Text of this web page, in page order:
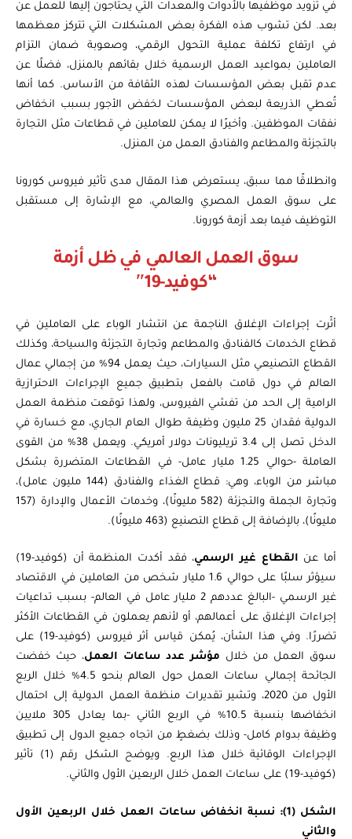
في تزويد موظفيها بالأدوات والمعدات التي يحتاجون إليها للعمل عن
بعد. لكن تشوب هذه الفكرة بعض المشكلات التي تتركز معظمها
في ارتفاع تكلفة عملية التحول الرقمي، وصعوبة ضمان التزام
العاملين بمواعيد العمل الرسمية خلال بقائهم بالمنزل، فضلًا عن
عدم تقبل بعض المؤسسات لهذه الثقافة من الأساس. كما أنها
تُعطي الذريعة لبعض المؤسسات لخفض الأجور بسبب انخفاض
نفقات الموظفين. وأخيرًا لا يمكن للعاملين في قطاعات مثل التجارة
بالتجزئة والمطاعم والفنادق العمل من المنزل.
وانطلاقًا مما سبق، يستعرض هذا المقال مدى تأثير فيروس كورونا
على سوق العمل المصري والعالمي، مع الإشارة إلى مستقبل
التوظيف فيما بعد أزمة كورونا.
سوق العمل العالمي في ظل أزمة
“كوفيد-19″
أثّرت إجراءات الإغلاق الناجمة عن انتشار الوباء على العاملين في
قطاع الخدمات كالفنادق والمطاعم وتجارة التجزئة والسياحة، وكذلك
القطاع التصنيعي مثل السيارات، حيث يعمل 94% من إجمالي عمال
العالم في دول قامت بالفعل بتطبيق جميع الإجراءات الاحترازية
الرامية إلى الحد من تفشي الفيروس، ولهذا توقعت منظمة العمل
الدولية فقدان 25 مليون وظيفة طوال العام الجاري، مع خسارة في
الدخل تصل إلى 3.4 تريليونات دولار أمريكي. ويعمل 38% من القوى
العاملة -حوالي 1.25 مليار عامل- في القطاعات المتضررة بشكل
مباشر من الوباء، وهي: قطاع الغذاء والفنادق (144 مليون عامل)،
وتجارة الجملة والتجزئة (582 مليونًا)، وخدمات الأعمال والإدارة (157
مليونًا)، بالإضافة إلى قطاع التصنيع (463 مليونًا).
أما عنالقطاع غير الرسمي
، فقد أكدت المنظمة أن (كوفيد-19)
سيؤثر سلبًا على حوالي 1.6 مليار شخص من العاملين في الاقتصاد
غير الرسمي -البالغ عددهم 2 مليار عامل في العالم- بسبب تداعيات
إجراءات الإغلاق على أعمالهم، أو لأنهم يعملون في القطاعات الأكثر
تضررًا. وفي هذا الشأن، يُمكن قياس أثر فيروس (كوفيد-19) على
سوق العمل من خلالمؤشر عدد ساعات العمل، حيث خفضت
الجائحة إجمالي ساعات العمل حول العالم بنحو 4.5% خلال الربع
الأول من 2020، وتشير تقديرات منظمة العمل الدولية إلى احتمال
انخفاضها بنسبة 10.5% في الربع الثاني -بما يعادل 305 ملايين
وظيفة بدوام كامل- وذلك بضغطٍ من اتجاه جميع الدول إلى تطبيق
الإجراءات الوقائية خلال هذا الربع. ويوضح الشكل رقم (1) تأثير
(كوفيد-19) على ساعات العمل خلال الربعين الأول والثاني.
الشكل (1): نسبة انخفاض ساعات العمل خلال الربعين الأول
والثاني